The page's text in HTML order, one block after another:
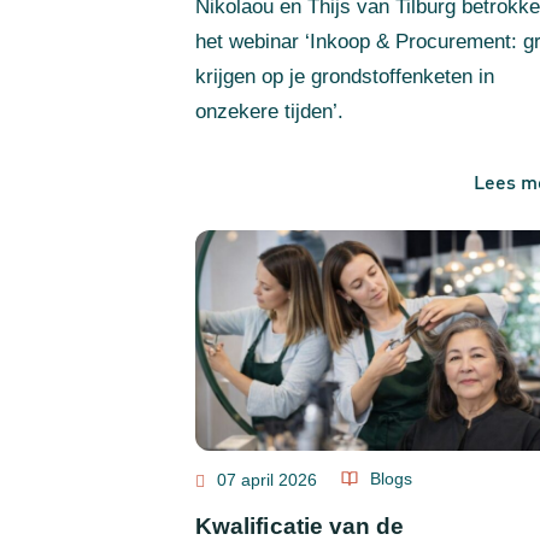
Nikolaou en Thijs van Tilburg
het webinar ‘Inkoop & Procurement:
krijgen op je grondstoffenketen in
onzekere tijden’.
Lees
07 april 2026 Blogs
Kwalificatie van de